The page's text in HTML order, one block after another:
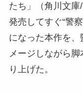
たち」（角川文庫
発売してすぐ“警
になった本作を
メージしながら
り上げた。